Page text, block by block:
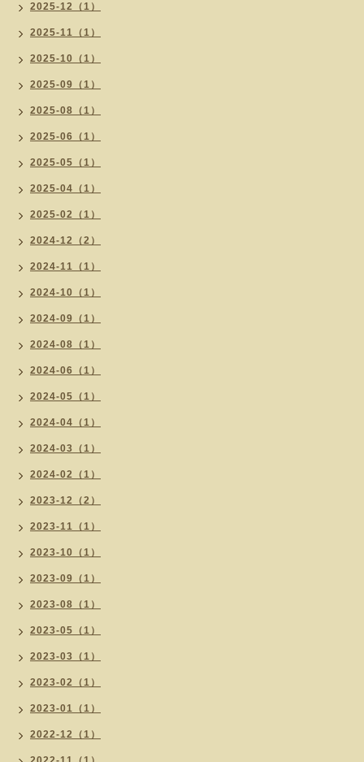
2025-12（1）
2025-11（1）
2025-10（1）
2025-09（1）
2025-08（1）
2025-06（1）
2025-05（1）
2025-04（1）
2025-02（1）
2024-12（2）
2024-11（1）
2024-10（1）
2024-09（1）
2024-08（1）
2024-06（1）
2024-05（1）
2024-04（1）
2024-03（1）
2024-02（1）
2023-12（2）
2023-11（1）
2023-10（1）
2023-09（1）
2023-08（1）
2023-05（1）
2023-03（1）
2023-02（1）
2023-01（1）
2022-12（1）